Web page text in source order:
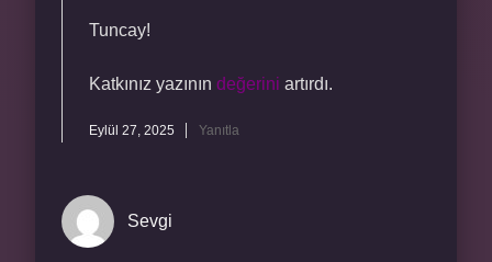
Tuncay!
Katkınız yazının değerini artırdı.
Eylül 27, 2025 Yanıtla
Sevgi